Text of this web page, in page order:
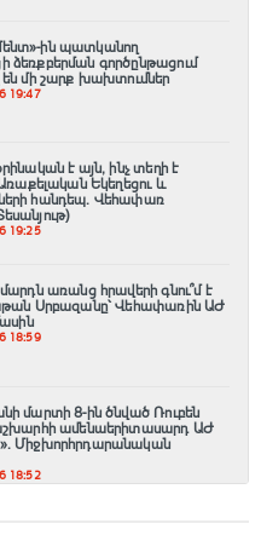
ին պատկանող
ձեռքբերման գործընթացում
են մի շարք խախտումներ
19:47
է այն, ինչ տեղի է
Առաքելական Եկեղեցու և
հանդեպ. Վեհափառ
19:25
առանց հրավերի գնու՞մ է
Սրբազանը՝ Վեհափառին ԱԺ
18:59
մարտի 8-ին ծնված Ռուբեն
ամենաերիտասարդ ԱԺ
Միջխորհրդարանական
18:52